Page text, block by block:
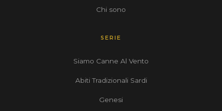
Chi sono
SERIE
Siamo Canne Al Vento
Abiti Tradizionali Sardi
Genesi